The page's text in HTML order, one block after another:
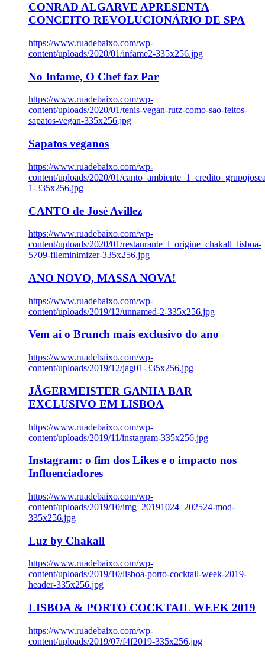
CONRAD ALGARVE APRESENTA
CONCEITO REVOLUCIONÁRIO DE SPA
https://www.ruadebaixo.com/wp-
content/uploads/2020/01/infame2-335x256.jpg
No Infame, O Chef faz Par
https://www.ruadebaixo.com/wp-
content/uploads/2020/01/tenis-vegan-rutz-como-sao-feitos-
sapatos-vegan-335x256.jpg
Sapatos veganos
https://www.ruadebaixo.com/wp-
content/uploads/2020/01/
1-335x256.jpg
CANTO de José Avillez
https://www.ruadebaixo.com/wp-
content/uploads/2020/01/restaurante_l_origine_chakall_lisboa-
5709-fileminimizer-335x256.jpg
ANO NOVO, MASSA NOVA!
https://www.ruadebaixo.com/wp-
content/uploads/2019/12/unnamed-2-335x256.jpg
Vem ai o Brunch mais exclusivo do ano
https://www.ruadebaixo.com/wp-
content/uploads/2019/12/jag01-335x256.jpg
JÄGERMEISTER GANHA BAR
EXCLUSIVO EM LISBOA
https://www.ruadebaixo.com/wp-
content/uploads/2019/11/instagram-335x256.jpg
Instagram: o fim dos Likes e o impacto nos
Influenciadores
https://www.ruadebaixo.com/wp-
content/uploads/2019/10/img_20191024_202524-mod-
335x256.jpg
Luz by Chakall
https://www.ruadebaixo.com/wp-
content/uploads/2019/10/lisboa-porto-cocktail-week-2019-
header-335x256.jpg
LISBOA & PORTO COCKTAIL WEEK 2019
https://www.ruadebaixo.com/wp-
content/uploads/2019/07/f4f2019-335x256.jpg